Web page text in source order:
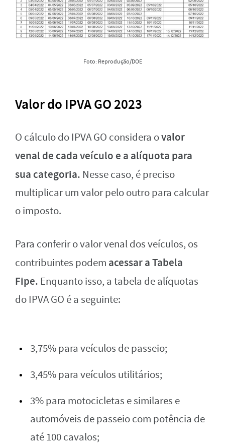
Foto: Reprodução/DOE
Valor do IPVA GO 2023
O cálculo do IPVA GO considera ovalor
venal de cada veículo e a alíquota para
sua categoria. Nesse caso, é preciso
multiplicar um valor pelo outro para calcular
o imposto.
Para conferir o valor venal dos veículos, os
contribuintes podem acessar a Tabela
Fipe. Enquanto isso, a tabela de alíquotas
do IPVA GO é a seguinte:
3,75% para veículos de passeio;
3,45% para veículos utilitários;
3% para motocicletas e similares e
automóveis de passeio com potência de
até 100 cavalos;